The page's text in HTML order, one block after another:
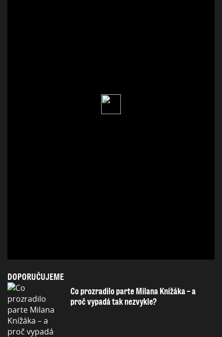
DOPORUČUJEME
Co prozradilo parte Milana Knížáka – a
proč vypadá tak nezvykle?